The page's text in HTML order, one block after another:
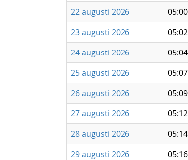
22 augusti 2026
05:00
23 augusti 2026
05:02
24 augusti 2026
05:04
25 augusti 2026
05:07
26 augusti 2026
05:09
27 augusti 2026
05:12
28 augusti 2026
05:14
29 augusti 2026
05:16